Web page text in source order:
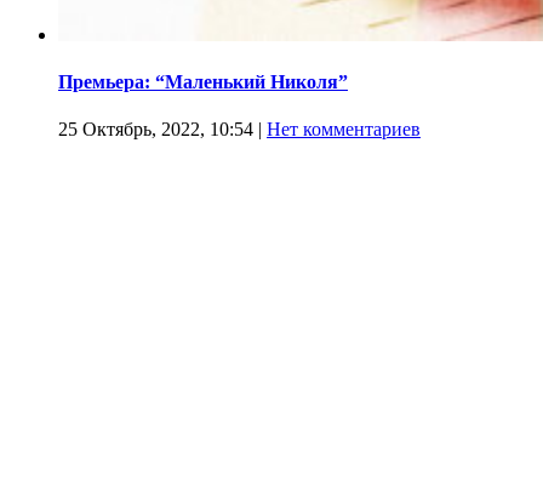
Премьера: “Маленький Николя”
25 Октябрь, 2022, 10:54 | Нет комментариев